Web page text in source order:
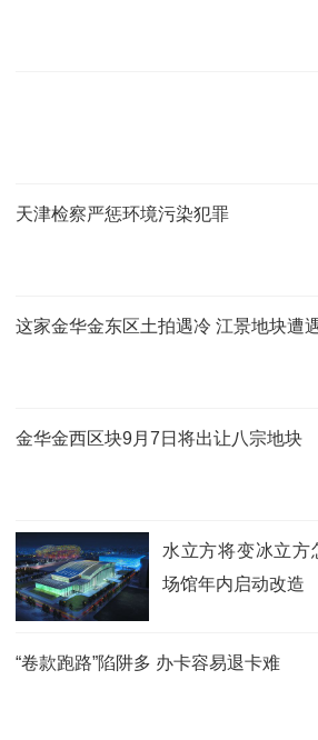
天津检察严惩环境污染犯罪
这家金华金东区土拍遇冷 江景地块遭
金华金西区块9月7日将出让八宗地块
水立方将变冰立方
场馆年内启动改造
“卷款跑路”陷阱多 办卡容易退卡难